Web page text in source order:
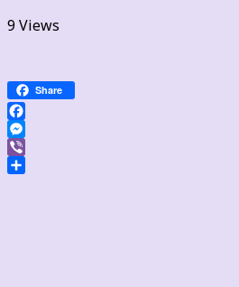
9 Views
Share
Facebook
Messenger
Viber